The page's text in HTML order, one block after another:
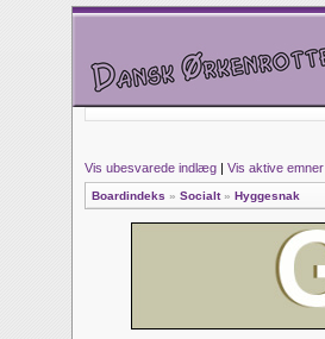
Vis ubesvarede indlæg | Vis aktive emner
Boardindeks » Socialt» Hyggesnak